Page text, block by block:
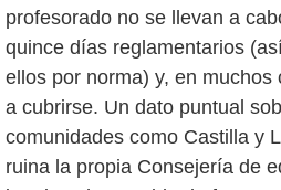
profesorado no se llevan a
quince días reglamentarios
ellos por norma) y, en muchos
a cubrirse. Un dato puntual
comunidades como Castilla y
ruina la propia Consejería de